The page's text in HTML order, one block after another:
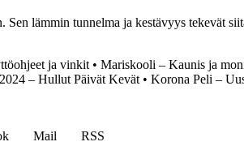
lämmin tunnelma ja kestävyys tekevät
ja vinkit • Mariskooli – Kaunis ja
– Hullut Päivät Kevät • Korona Peli –
Mail
RSS